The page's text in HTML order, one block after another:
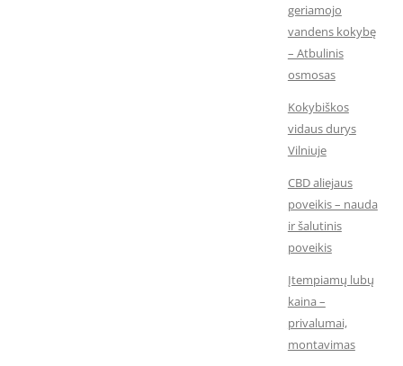
geriamojo
vandens kokybę
– Atbulinis
osmosas
Kokybiškos
vidaus durys
Vilniuje
CBD aliejaus
poveikis – nauda
ir šalutinis
poveikis
Įtempiamų lubų
kaina –
privalumai,
montavimas